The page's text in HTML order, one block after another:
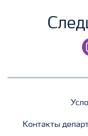
Контакты